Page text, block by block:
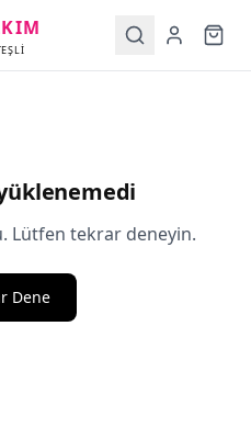
Lütfen tekrar deneyin.
Dene